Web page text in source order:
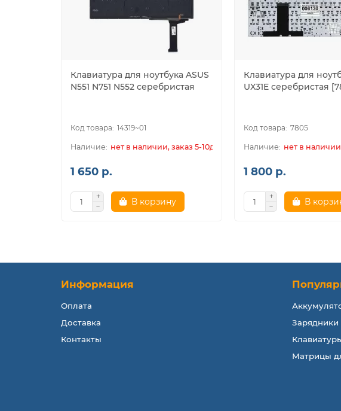
Клавиатура для ноутбука ASUS
N551 N751 N552 серебристая
14319~01
нет в наличии, заказ 5-10дн.
1 650 р.
В корзину
Клавиатура для
UX31E серебристая
7805
нет в наличии,
1 800 р.
В
Информация
Оплата
Доставка
Контакты
Зарядники
Матрицы